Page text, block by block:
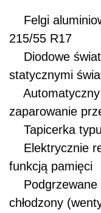
Felgi
215/55 R17
Diodowe
statycznymi
Automatyczny
zaparowanie
Tapicerka typu
Elektrycznie
funkcją pamięci
Podgrzewane
chłodzony